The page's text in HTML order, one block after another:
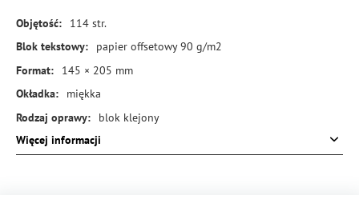
Objętość: 114 str.
Blok tekstowy:
papier offsetowy 90 g/m2
Format:
145 × 205 mm
Okładka:
miękka
Rodzaj oprawy:
blok klejony
ISBN:
978-83-8273-153-8
Więcej informacji